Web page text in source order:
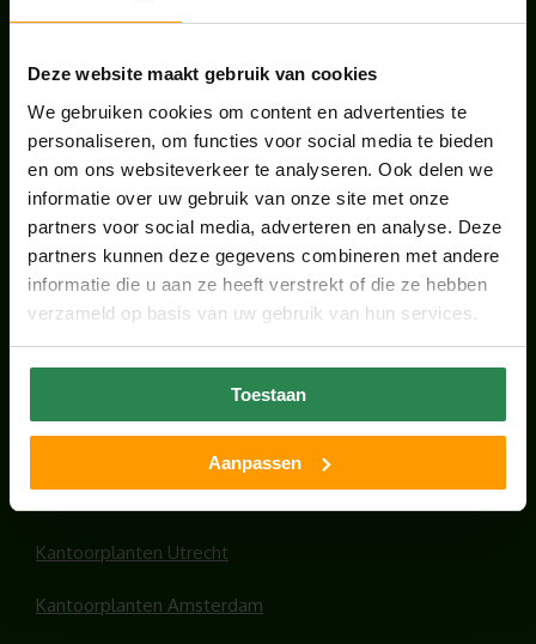
Deze website maakt gebruik van cookies
We gebruiken cookies om content en advertenties te
personaliseren, om functies voor social media te bieden
en om ons websiteverkeer te analyseren. Ook delen we
informatie over uw gebruik van onze site met onze
partners voor social media, adverteren en analyse. Deze
partners kunnen deze gegevens combineren met andere
informatie die u aan ze heeft verstrekt of die ze hebben
verzameld op basis van uw gebruik van hun services.
Toestaan
Aanpassen
BLOG: LUIS IN KANTOORPLANTEN – ZO
augustus 7, 2026
UNION HOUSE UTRECHT
juli 28, 2026
ONS TEAM GROEIT VERDER
Kantoorplanten Utrecht
Kantoorplanten Amsterdam